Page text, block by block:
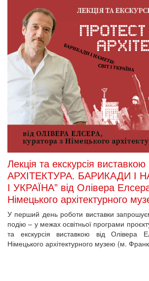
Лекція та екскурсія
АРХІТЕКТУРА. БАРИКАДИ І
І УКРАЇНА” від Олівера
Німецького архітектурного
У перший день роботи виставки
подію – у межах освітньої програми
та екскурсія виставкою від Олівера
Німецького архітектурного музею (м.